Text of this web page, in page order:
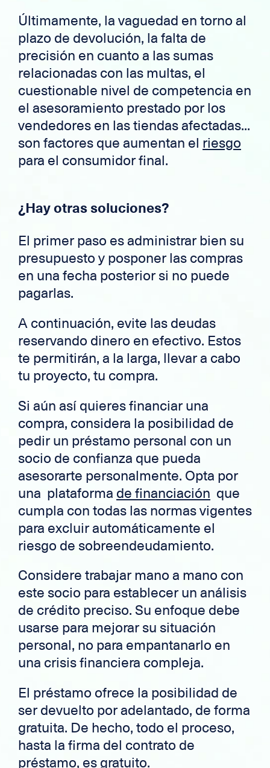
Últimamente, la vaguedad en torno al
plazo de devolución, la falta de
precisión en cuanto a las sumas
relacionadas con las multas, el
cuestionable nivel de competencia en
el asesoramiento prestado por los
vendedores en las tiendas afectadas...
son factores que aumentan el riesgo
para el consumidor final.
¿Hay otras soluciones?
El primer paso es administrar bien su
presupuesto y posponer las compras
en una fecha posterior si no puede
pagarlas.
A continuación, evite las deudas
reservando dinero en efectivo. Estos
te permitirán, a la larga, llevar a cabo
tu proyecto, tu compra.
Si aún así quieres financiar una
compra, considera la posibilidad de
pedir un préstamo personal con un
socio de confianza que pueda
asesorarte personalmente. Opta por
una plataforma de financiación que
cumpla con todas las normas vigentes
para excluir automáticamente el
riesgo de sobreendeudamiento.
Considere trabajar mano a mano con
este socio para establecer un análisis
de crédito preciso. Su enfoque debe
usarse para mejorar su situación
personal, no para empantanarlo en
una crisis financiera compleja.
El préstamo ofrece la posibilidad de
ser devuelto por adelantado, de forma
gratuita. De hecho, todo el proceso,
hasta la firma del contrato de
préstamo, es gratuito.